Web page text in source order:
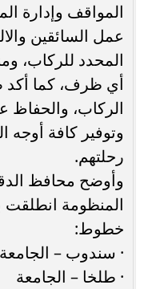
المواقف وإدارة
عمل السائقين
المحدد للركاب،
أي ظرف، كما أكد
الركاب، والحفاظ
وتوفير كافة أوجه
رحلتهم.
وأوضح محافظ
خطوط:
· سندوب – الجامعة
· طلخا – الجامعة